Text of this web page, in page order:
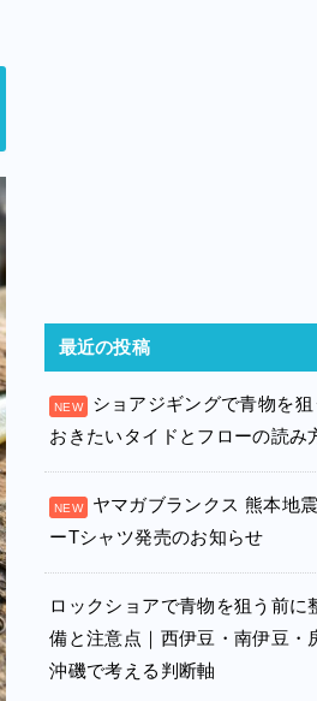
最近の投稿
ショアジギングで青物を
おきたいタイドとフローの読み
ヤマガブランクス 熊本地
ーTシャツ発売のお知らせ
ロックショアで青物を狙う前に
備と注意点｜西伊豆・南伊豆・
沖磯で考える判断軸